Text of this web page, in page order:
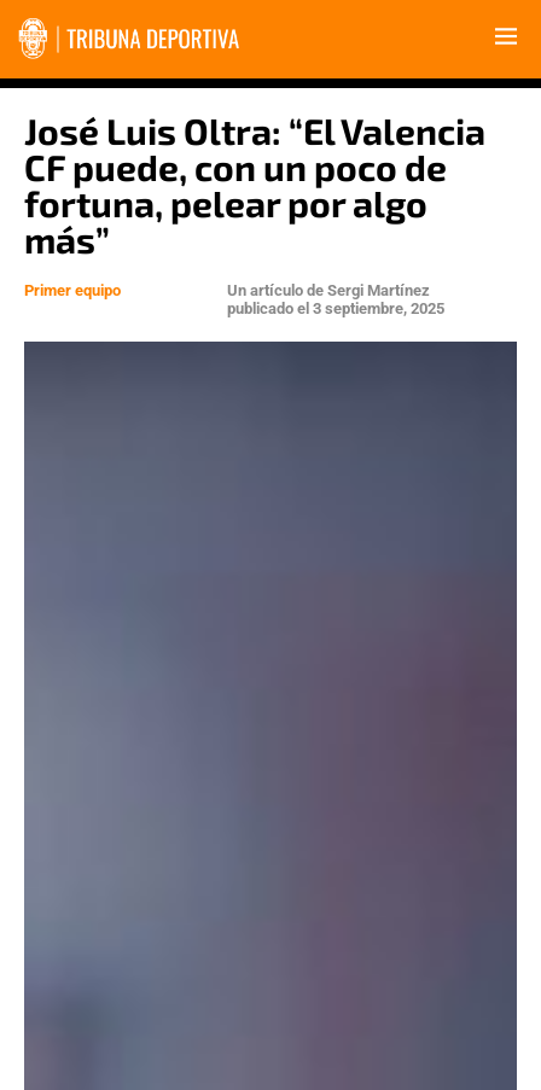
José Luis Oltra: “El Valencia
CF puede, con un poco de
fortuna, pelear por algo
más”
Primer equipo Un artículo de Sergi Martínez
publicado el 3 septiembre, 2025